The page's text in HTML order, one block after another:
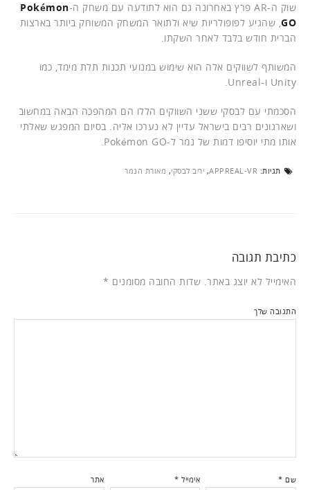
שוק ה-AR פרץ באחרונה גם הוא לתודעה עם משחק ה-
Pokémon
GO, שהגיע לפופולריות שיא ולתואר המשחק המשוחק ביותר בארצות
הברית חודש בלבד לאחר השקתו.
המשותף לשווקים אלה הוא שימוש במנועי תכנות תלת מימד, כמו
Unity ו-Unreal.
הסכמתי עם לבסקי ששני השווקים הללו הם המהפכה הבאה במחשוב
ושארגונים רבים בישראל עדיין לא נערכו אליה. בסיום המפגש שאלתי
אותו מתי יוסיפו דמות של נמר ל-Pokémon GO.
תגיות: APPREAL-VR
, יריב לבסקי, מאורת הנמר
כתיבת תגובה
האימייל לא יוצג באתר. שדות החובה מסומנים *
התגובה שלך
שם * אימייל * אתר